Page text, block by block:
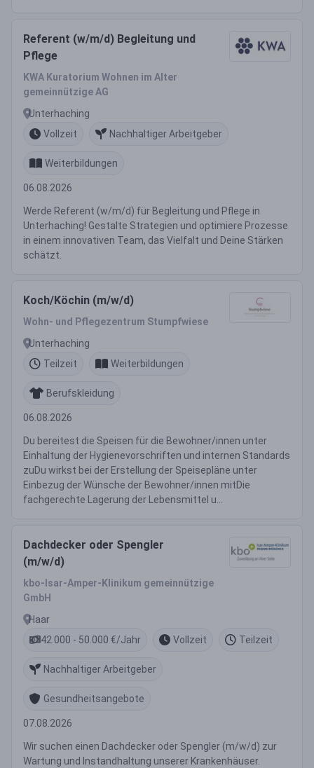
Referent (w/m/d) Begleitung und
Pflege
KWA Kuratorium Wohnen im Alter
gemeinnützige AG
Unterhaching
Vollzeit
Nachhaltiger Arbeitgeber
Weiterbildungen
06.08.2026
Werde Referent (w/m/d) für Begleitung und Pflege in
Unterhaching! Gestalte Strategien und optimiere Prozesse
in einem innovativen Team, das Vielfalt und Deine Stärken
schätzt.
Koch/Köchin (m/w/d)
Wohn- und Pflegezentrum Stumpfwiese
Unterhaching
Teilzeit
Weiterbildungen
Berufskleidung
06.08.2026
Du bereitest die Speisen für die Bewohner/innen unter
Einhaltung der Hygienevorschriften und internen Standards
zuDu wirkst bei der Erstellung der Speisepläne unter
Einbezug der Wünsche der Bewohner/innen mitDie
fachgerechte Lagerung der Lebensmittel u...
Dachdecker oder Spengler
(m/w/d)
kbo-Isar-Amper-Klinikum gemeinnützige
GmbH
Haar
42.000 - 50.000 €/Jahr
Vollzeit Teilzeit
Nachhaltiger Arbeitgeber
Gesundheitsangebote
07.08.2026
Wir suchen einen Dachdecker oder Spengler (m/w/d) zur
Wartung und Instandhaltung unserer Krankenhäuser.